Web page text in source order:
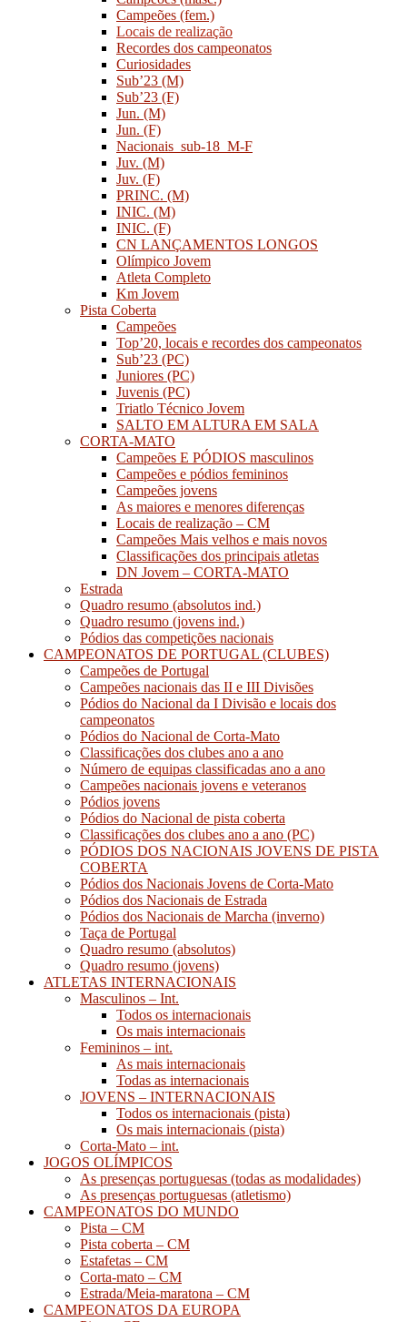
Campeões (fem.)
Locais de realização
Recordes dos campeonatos
Curiosidades
Sub’23 (M)
Sub’23 (F)
Jun. (M)
Jun. (F)
Nacionais_sub-18_M-F
Juv. (M)
Juv. (F)
PRINC. (M)
INIC. (M)
INIC. (F)
CN LANÇAMENTOS LONGOS
Olímpico Jovem
Atleta Completo
Km Jovem
Pista Coberta
Campeões
Top’20, locais e recordes dos campeonatos
Sub’23 (PC)
Juniores (PC)
Juvenis (PC)
Triatlo Técnico Jovem
SALTO EM ALTURA EM SALA
CORTA-MATO
Campeões E PÓDIOS masculinos
Campeões e pódios femininos
Campeões jovens
As maiores e menores diferenças
Locais de realização – CM
Campeões Mais velhos e mais novos
Classificações dos principais atletas
DN Jovem – CORTA-MATO
Estrada
Quadro resumo (absolutos ind.)
Quadro resumo (jovens ind.)
Pódios das competições nacionais
CAMPEONATOS DE PORTUGAL (CLUBES)
Campeões de Portugal
Campeões nacionais das II e III Divisões
Pódios do Nacional da I Divisão e locais dos
campeonatos
Pódios do Nacional de Corta-Mato
Classificações dos clubes ano a ano
Número de equipas classificadas ano a ano
Campeões nacionais jovens e veteranos
Pódios jovens
Pódios do Nacional de pista coberta
Classificações dos clubes ano a ano (PC)
PÓDIOS DOS NACIONAIS JOVENS DE PISTA
COBERTA
Pódios dos Nacionais Jovens de Corta-Mato
Pódios dos Nacionais de Estrada
Pódios dos Nacionais de Marcha (inverno)
Taça de Portugal
Quadro resumo (absolutos)
Quadro resumo (jovens)
ATLETAS INTERNACIONAIS
Masculinos – Int.
Todos os internacionais
Os mais internacionais
Femininos – int.
As mais internacionais
Todas as internacionais
JOVENS – INTERNACIONAIS
Todos os internacionais (pista)
Os mais internacionais (pista)
Corta-Mato – int.
JOGOS OLÍMPICOS
As presenças portuguesas (todas as modalidades)
As presenças portuguesas (atletismo)
CAMPEONATOS DO MUNDO
Pista – CM
Pista coberta – CM
Estafetas – CM
Corta-mato – CM
Estrada/Meia-maratona – CM
CAMPEONATOS DA EUROPA